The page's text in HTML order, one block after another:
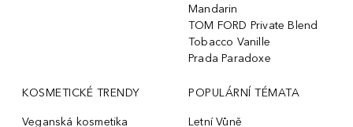
Mandarin
TOM FORD Private Blend
Tobacco Vanille
Prada Paradoxe
KOSMETICKÉ TRENDY
Veganská kosmetika
POPULÁRNÍ TÉMATA
Letní Vůně